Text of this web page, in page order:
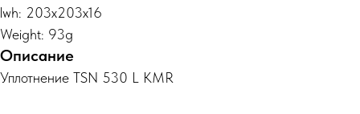
lwh: 203x203x16
Weight: 93g
Описание
Уплотнение TSN 530 L KMR